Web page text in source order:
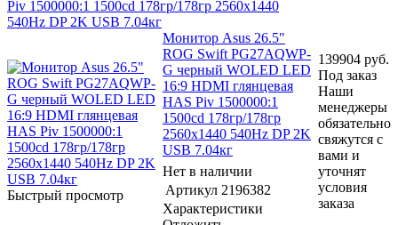
Piv 1500000:1 1500cd 178гр/178гр 2560x1440
540Hz DP 2K USB 7.04кг
Быстрый просмотр
Монитор Asus 26.5"
ROG Swift PG27AQWP-
G черный WOLED LED
16:9 HDMI глянцевая
HAS Piv 1500000:1
1500cd 178гр/178гр
2560x1440 540Hz DP 2K
USB 7.04кг
Нет в наличии
Артикул 2196382
Характеристики
139904 руб.
Под заказ
Наши
менеджеры
обязательно
свяжутся с
вами и
уточнят
условия
заказа